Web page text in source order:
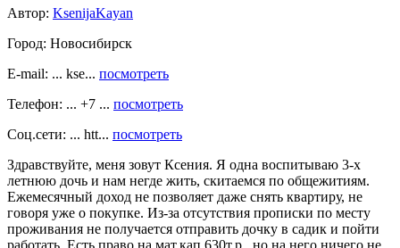
Автор: KsenijaKayan
Город: Новосибирск
E-mail: ... kse... посмотреть
Телефон: ... +7 ... посмотреть
Соц.сети: ... htt... посмотреть
Здравствуйте, меня зовут Ксения. Я одна воспитываю 3-х
летнюю дочь и нам негде жить, скитаемся по общежитиям.
Ежемесячный доход не позволяет даже снять квартиру, не
говоря уже о покупке. Из-за отсутствия прописки по месту
проживания не получается отправить дочку в садик и пойти
работать. Есть право на мат.кап 630т.р., но на него ничего не